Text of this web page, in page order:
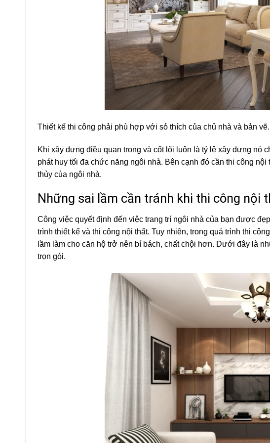
Thiết kế thi công phải phù hợp với sỏ thích của chủ nhà và bản vẽ.
Khi xây dựng điều quan trọng và cốt lõi luôn là tỷ lệ xây dựng nó
phát huy tối đa chức năng ngôi nhà. Bên cạnh đó cần thi công
thủy của ngôi nhà.
Những sai lầm cần tránh khi thi công nội
Công việc quyết định đến việc trang trí ngôi nhà của bạn được
trình thiết kế và thi công nội thất. Tuy nhiên, trong quá trình thi
lầm làm cho căn hộ trở nên bí bách, chất chội hơn. Dưới đây là
trọn gói.